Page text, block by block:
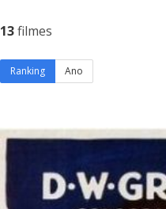
13filmes
Ranking Ano